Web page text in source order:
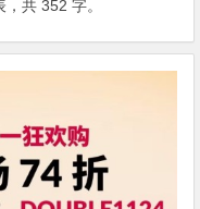
，共 352 字。